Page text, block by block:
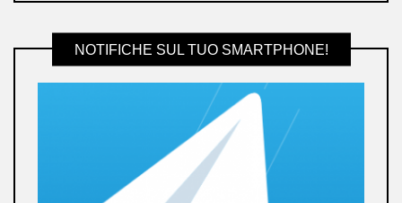
NOTIFICHE SUL TUO SMARTPHONE!